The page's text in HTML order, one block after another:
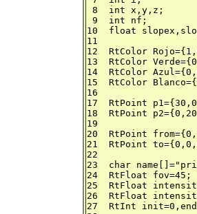
8  int x,y,z;
9  int nf;
10  float
11
12  RtColor
13  RtColor
14  RtColor
15  RtColor
16
17  RtPoint
18  RtPoint
19
20  RtPoint
21  RtPoint
22
23  char
24  RtFloat fov=45;
25  RtFloat
26  RtFloat
27  RtInt